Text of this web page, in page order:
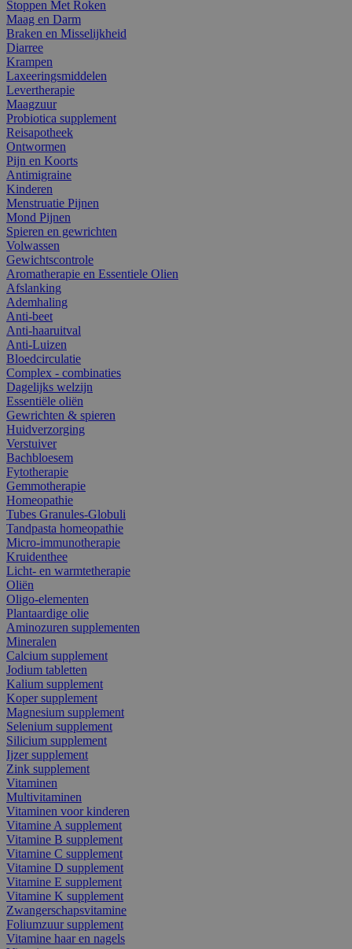
Stoppen Met Roken
Maag en Darm
Braken en Misselijkheid
Diarree
Krampen
Laxeeringsmiddelen
Levertherapie
Maagzuur
Probiotica supplement
Reisapotheek
Ontwormen
Pijn en Koorts
Antimigraine
Kinderen
Menstruatie Pijnen
Mond Pijnen
Spieren en gewrichten
Volwassen
Gewichtscontrole
Aromatherapie en Essentiele Olien
Afslanking
Ademhaling
Anti-beet
Anti-haaruitval
Anti-Luizen
Bloedcirculatie
Complex - combinaties
Dagelijks welzijn
Essentiële oliën
Gewrichten & spieren
Huidverzorging
Verstuiver
Bachbloesem
Fytotherapie
Gemmotherapie
Homeopathie
Tubes Granules-Globuli
Tandpasta homeopathie
Micro-immunotherapie
Kruidenthee
Licht- en warmtetherapie
Oliën
Oligo-elementen
Plantaardige olie
Aminozuren supplementen
Mineralen
Calcium supplement
Jodium tabletten
Kalium supplement
Koper supplement
Magnesium supplement
Selenium supplement
Silicium supplement
Ijzer supplement
Zink supplement
Vitaminen
Multivitaminen
Vitaminen voor kinderen
Vitamine A supplement
Vitamine B supplement
Vitamine C supplement
Vitamine D supplement
Vitamine E supplement
Vitamine K supplement
Zwangerschapsvitamine
Foliumzuur supplement
Vitamine haar en nagels